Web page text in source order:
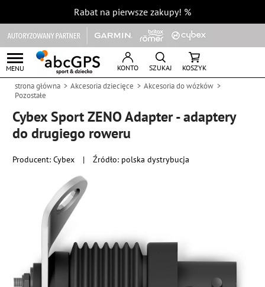
Rabat na pierwsze zakupy! %
MENU KONTO SZUKAJ KOSZYK
strona główna Akcesoria dziecięce
Akcesoria do wózków
Pozostałe
Cybex Sport ZENO Adapter - adaptery
do drugiego roweru
Producent:Cybex | Źródło: polska dystrybucja